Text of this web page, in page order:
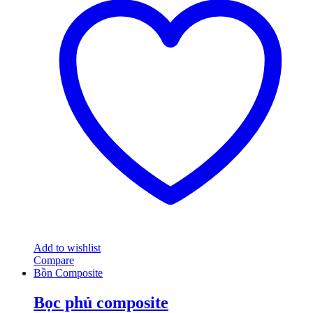
Add to wishlist
Compare
Bồn Composite
Bọc phủ composite